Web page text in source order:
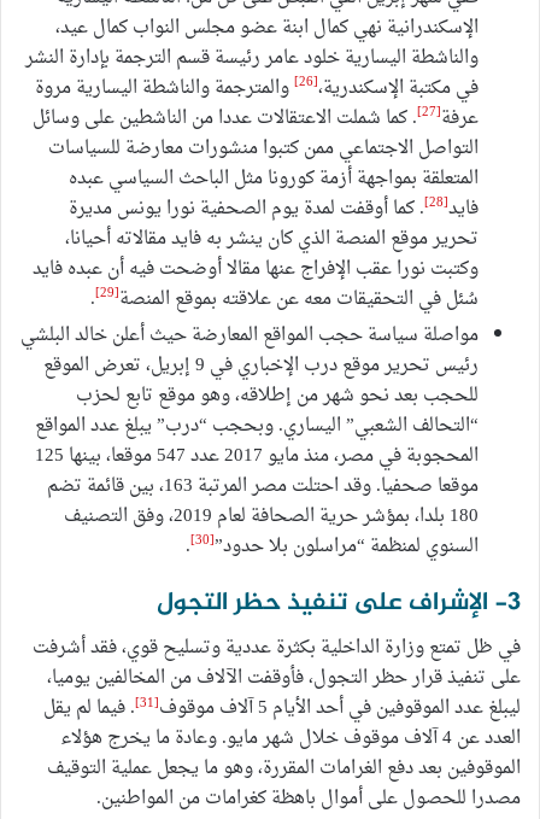
الإسكندرانية نهي كمال ابنة عضو مجلس النواب كمال عيد،
والناشطة اليسارية خلود عامر رئيسة قسم الترجمة بإدارة النشر
في مكتبة الإسكندرية،[26]
والمترجمة والناشطة اليسارية مروة
عرفة[27]
. كما شملت الاعتقالات عددا من الناشطين على وسائل
التواصل الاجتماعي ممن كتبوا منشورات معارضة للسياسات
المتعلقة بمواجهة أزمة كورونا مثل الباحث السياسي عبده
فايد[28]
. كما أوقفت لمدة يوم الصحفية نورا يونس مديرة
تحرير موقع المنصة الذي كان ينشر به فايد مقالاته أحيانا،
وكتبت نورا عقب الإفراج عنها مقالا أوضحت فيه أن عبده فايد
سُئل في التحقيقات معه عن علاقته بموقع المنصة[29]
.
مواصلة سياسة حجب المواقع المعارضة حيث أعلن خالد البلشي
رئيس تحرير موقع درب الإخباري في 9 إبريل، تعرض الموقع
للحجب بعد نحو شهر من إطلاقه، وهو موقع تابع لحزب
“التحالف الشعبي” اليساري. وبحجب “درب” يبلغ عدد المواقع
المحجوبة في مصر، منذ مايو 2017 عدد 547 موقعا، بينها 125
موقعا صحفيا. وقد احتلت مصر المرتبة 163، بين قائمة تضم
180 بلدا، بمؤشر حرية الصحافة لعام 2019، وفق التصنيف
السنوي لمنظمة “مراسلون بلا حدود”[30]
.
3- الإشراف على تنفيذ حظر التجول
في ظل تمتع وزارة الداخلية بكثرة عددية وتسليح قوي، فقد أشرفت
على تنفيذ قرار حظر التجول، فأوقفت الآلاف من المخالفين يوميا،
ليبلغ عدد الموقوفين في أحد الأيام 5 آلاف موقوف
[31]
. فيما لم يقل
العدد عن 4 آلاف موقوف خلال شهر مايو. وعادة ما يخرج هؤلاء
الموقوفين بعد دفع الغرامات المقررة، وهو ما يجعل عملية التوقيف
مصدرا للحصول على أموال باهظة كغرامات من المواطنين.